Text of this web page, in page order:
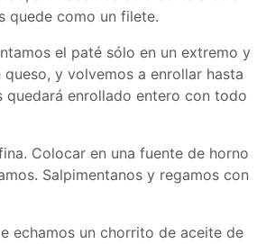
quede como un filete.
el paté sólo en un extremo y
y volvemos a enrollar hasta
quedará enrollado entero con todo
Colocar en una fuente de horno
Salpimentanos y regamos con
echamos un chorrito de aceite de